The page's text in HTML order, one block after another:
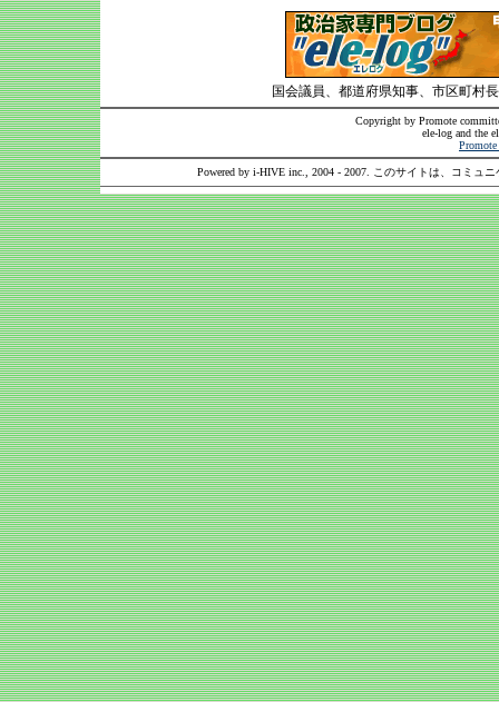
国会議員、都道府県知事、市区町村
Copyright by Promote
ele-log and the
Powered by i-HIVE inc., 2004 - 2007. このサイトは、コミュ